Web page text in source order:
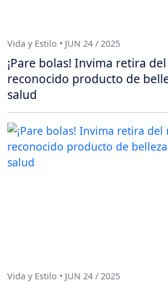
Vida y Estilo • JUN 24 / 2025
¡Pare bolas! Invima retira
reconocido producto de
salud
Vida y Estilo • JUN 24 / 2025